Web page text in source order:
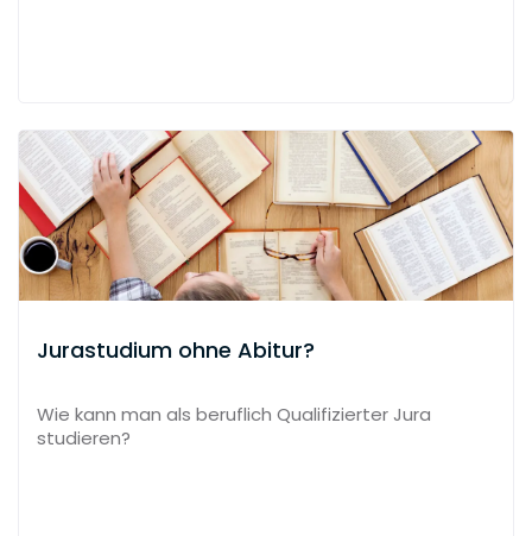
Jurastudium ohne Abitur?
Wie kann man als beruflich Qualifizierter Jura
studieren?